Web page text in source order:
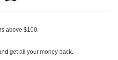
above $100.
get all your money back.